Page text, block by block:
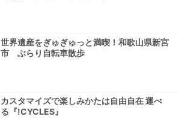
世界遺産をぎゅぎゅっと満喫！和歌山県新宮
市 ぶらり自転車散歩
カスタマイズで楽しみかたは自由自在 運べ
る『!CYCLES』